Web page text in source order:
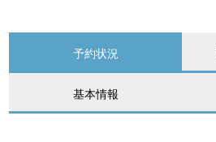
予約状況
基本情報